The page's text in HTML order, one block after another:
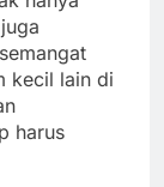
kecil lain di
harus